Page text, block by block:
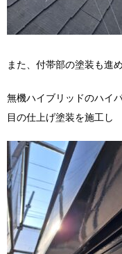
また、付帯部の塗装も進
無機ハイブリッドのハイ
目の仕上げ塗装を施工し